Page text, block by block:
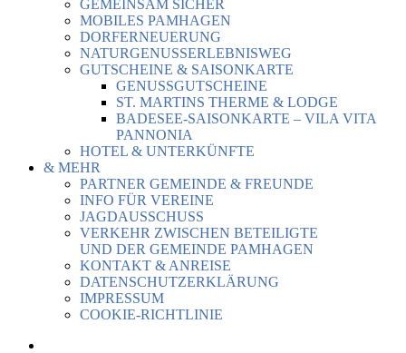
GEMEINSAM SICHER
MOBILES PAMHAGEN
DORFERNEUERUNG
NATURGENUSSERLEBNISWEG
GUTSCHEINE & SAISONKARTE
GENUSSGUTSCHEINE
ST. MARTINS THERME & LODGE
BADESEE-SAISONKARTE – VILA VITA
PANNONIA
HOTEL & UNTERKÜNFTE
& MEHR
PARTNER GEMEINDE & FREUNDE
INFO FÜR VEREINE
JAGDAUSSCHUSS
VERKEHR ZWISCHEN BETEILIGTE
UND DER GEMEINDE PAMHAGEN
KONTAKT & ANREISE
DATENSCHUTZERKLÄRUNG
IMPRESSUM
COOKIE-RICHTLINIE